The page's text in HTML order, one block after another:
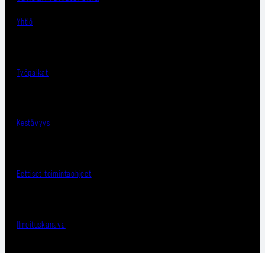
Yhtiö
Työpaikat
Kestävyys
Eettiset toimintaohjeet
Ilmoituskanava